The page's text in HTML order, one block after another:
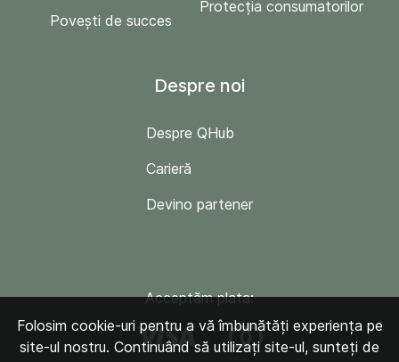
Povești de succes
Protecția consumatorilor
Despre noi
Despre QHub
Carieră
Devino partener
Acceptăm plata:
Folosim cookie-uri pentru a vă îmbunătăți experiența pe
site-ul nostru. Continuând să utilizați site-ul, sunteți de